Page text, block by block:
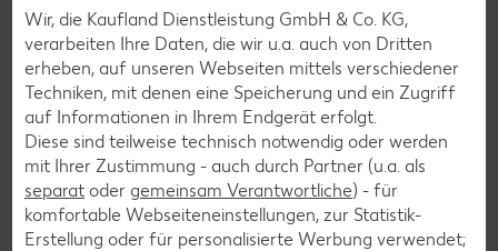
Pizza-Rezepte
Pasta-Rezepte
Sushi-Rezepte
Raclette-Rezepte
Flammkuchen-Rezepte
Frühstücksrezepte
Wir, die Kaufland Dienstleistung GmbH & Co. KG,
verarbeiten Ihre Daten, die wir u.a. auch von Dritten
erheben, auf unseren Webseiten mittels verschiedener
Techniken, mit denen eine Speicherung und ein Zugriff
auf Informationen in Ihrem Endgerät erfolgt.
Diese sind teilweise technisch notwendig oder werden
mit Ihrer Zustimmung - auch durch Partner (u.a. als
separat oder gemeinsam Verantwortliche) - für
komfortable Webseiteneinstellungen, zur Statistik-
Erstellung oder für personalisierte Werbung verwendet;